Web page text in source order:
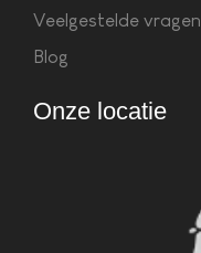
Veelgestelde vragen
Blog
Onze locatie